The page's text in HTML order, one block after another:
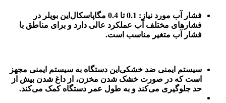
فشار آب مورد نیاز: 0.1 تا 0.4 مگاپاسکال این بویلر در
فشارهای مختلف آب عملکرد عالی دارد و برای مناطق با
فشار آب متغیر مناسب است.
سیستم ایمنی ضد خشکی این دستگاه به سیستم ایمنی مجهز
است که در صورت خشک شدن مخزن، از داغ شدن بیش از
حد جلوگیری می‌کند و به طول عمر دستگاه کمک می‌کند.